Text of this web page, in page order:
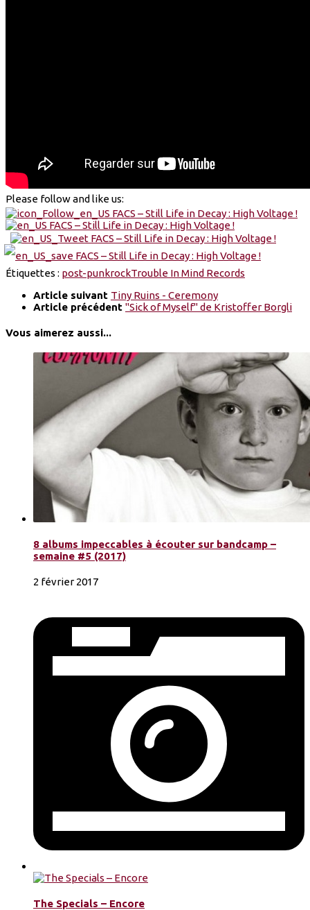
Please follow and like us:
Étiquettes : post-punkrockTrouble In Mind Records
Article suivant Tiny Ruins - Ceremony
Article précédent "Sick of Myself" de Kristoffer Borgli
Vous aimerez aussi...
8 albums impeccables à écouter sur bandcamp –
semaine #5 (2017)
2 février 2017
The Specials – Encore